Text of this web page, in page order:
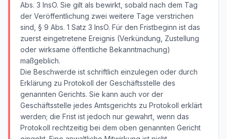
Abs. 3 InsO. Sie gilt als bewirkt, sobald nach dem Tag
der Veröffentlichung zwei weitere Tage verstrichen
sind, § 9 Abs. 1 Satz 3 InsO. Für den Fristbeginn ist das
zuerst eingetretene Ereignis (Verkündung, Zustellung
oder wirksame öffentliche Bekanntmachung)
maßgeblich.
Die Beschwerde ist schriftlich einzulegen oder durch
Erklärung zu Protokoll der Geschäftsstelle des
genannten Gerichts. Sie kann auch vor der
Geschäftsstelle jedes Amtsgerichts zu Protokoll erklärt
werden; die Frist ist jedoch nur gewahrt, wenn das
Protokoll rechtzeitig bei dem oben genannten Gericht